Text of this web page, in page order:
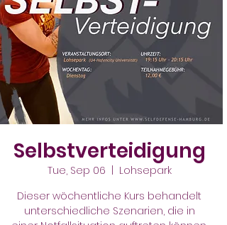
Selbstverteidigung
Tue, Sep 06
Lohsepark
Dieser wöchentliche Kurs behandelt
unterschiedliche Szenarien, die in